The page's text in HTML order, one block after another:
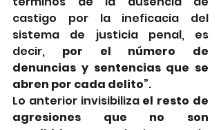
castigo por la ineficacia del
sistema de justicia penal, es
decir, por el número de
denuncias y sentencias que se
abren por cada delito”.
Lo anterior invisibiliza el resto de
agresiones que no son